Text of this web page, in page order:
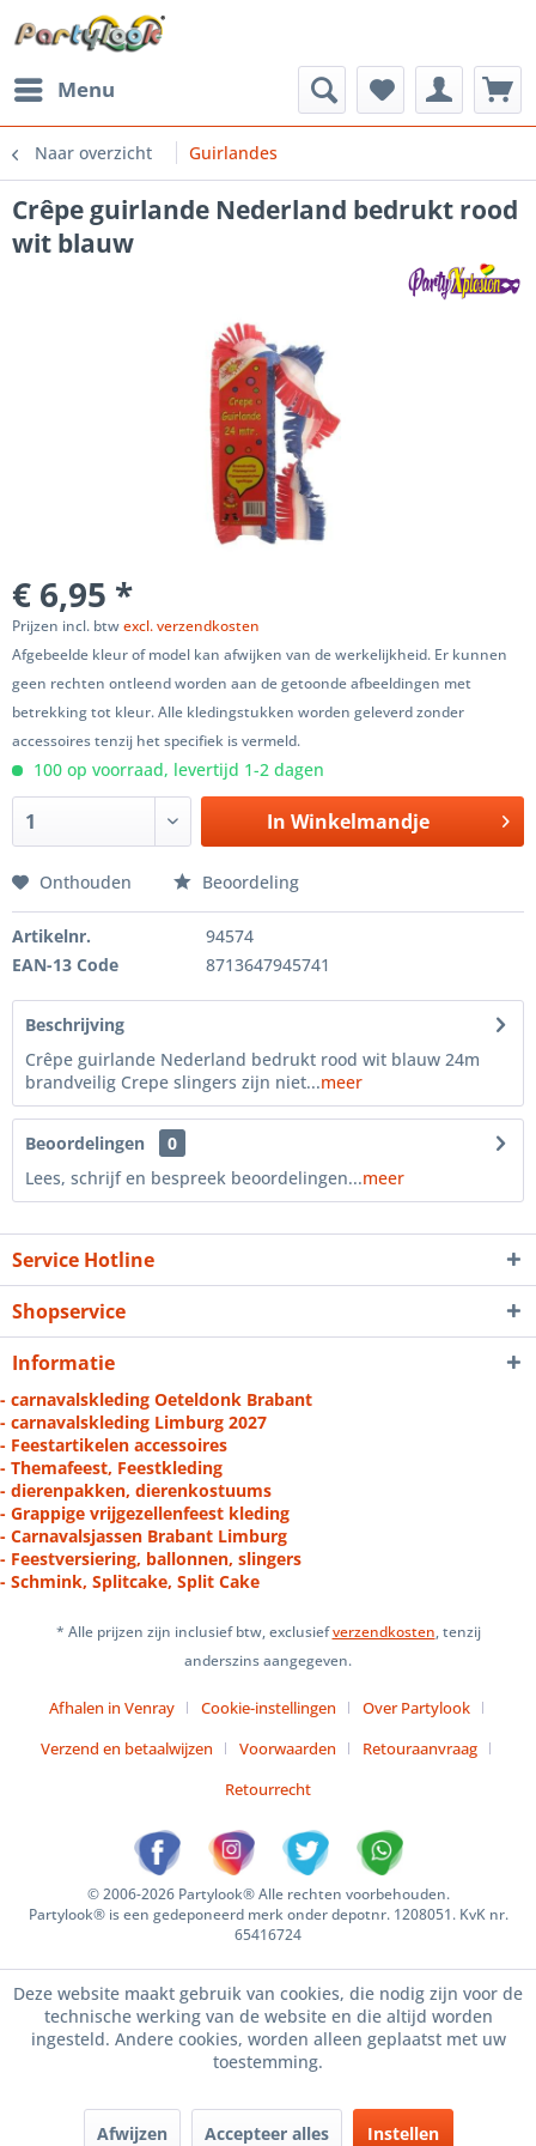
Menu
Naar overzicht Guirlandes
Crêpe guirlande Nederland bedrukt rood
wit blauw
€ 6,95 *
Prijzen incl. btwexcl. verzendkosten
Afgebeelde kleur of model kan afwijken van de werkelijkheid. Er kunnen
geen rechten ontleend worden aan de getoonde afbeeldingen met
betrekking tot kleur. Alle kledingstukken worden geleverd zonder
accessoires tenzij het specifiek is vermeld.
100 op voorraad, levertijd 1-2 dagen
In Winkelmandje
Onthouden Beoordeling
Artikelnr.
94574
EAN-13 Code
8713647945741
Beschrijving
Crêpe guirlande Nederland bedrukt rood wit blauw 24m
brandveilig Crepe slingers zijn niet...meer
Beoordelingen
0
Lees, schrijf en bespreek beoordelingen...meer
Service Hotline
Shopservice
Informatie
- carnavalskleding Oeteldonk Brabant
- carnavalskleding Limburg 2027
- Feestartikelen accessoires
- Themafeest, Feestkleding
- dierenpakken, dierenkostuums
- Grappige vrijgezellenfeest kleding
- Carnavalsjassen Brabant Limburg
- Feestversiering, ballonnen, slingers
- Schmink, Splitcake, Split Cake
* Alle prijzen zijn inclusief btw, exclusiefverzendkosten, tenzij
anderszins aangegeven.
Afhalen in Venray Cookie-instellingen
Over Partylook
Verzend en betaalwijzen
Voorwaarden
Retouraanvraag
Retourrecht
© 2006-2026 Partylook® Alle rechten voorbehouden.
Partylook® is een gedeponeerd merk onder depotnr. 1208051. KvK nr.
65416724
Deze website maakt gebruik van cookies, die nodig zijn voor de
technische werking van de website en die altijd worden
ingesteld. Andere cookies, worden alleen geplaatst met uw
toestemming.
Afwijzen Accepteer alles Instellen